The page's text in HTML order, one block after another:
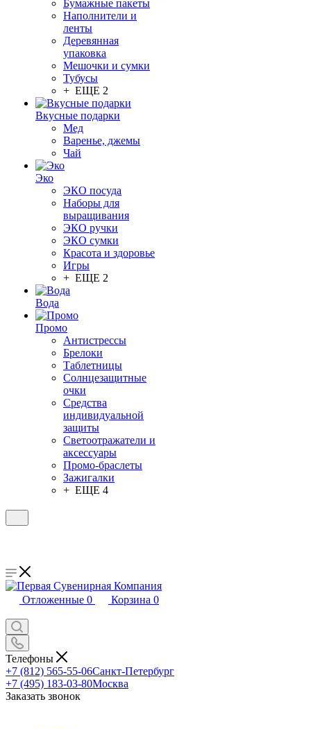
Бумажные пакеты
Наполнители и
ленты
Деревянная
упаковка
Мешочки и сумки
Тубусы
+ ЕЩЕ 2
Вкусные подарки
Мед
Варенье, джемы
Чай
Эко
ЭКО посуда
Наборы для
выращивания
ЭКО ручки
ЭКО сумки
Красота и здоровье
Игры
+ ЕЩЕ 2
Вода
Промо
Антистрессы
Брелоки
Таблетницы
Солнцезащитные
очки
Средства
индивидуальной
защиты
Светоотражатели и
аксессуары
Промо-браслеты
Зажигалки
+ ЕЩЕ 4
Отложенные 0 Корзина 0
Телефоны
+7 (812) 565-55-06Санкт-Петербург
+7 (495) 183-03-80Москва
Заказать звонок